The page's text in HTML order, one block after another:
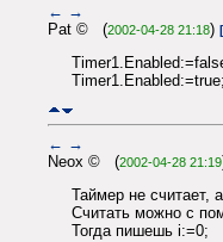
← →
Pat © (2002-04-28 21:18)
Timer1.Enabled:=true;
← →
Neox © (2002-04-28 21:19
Таймер не считает,
Считать можно с
Тогда пишешь i:=0;